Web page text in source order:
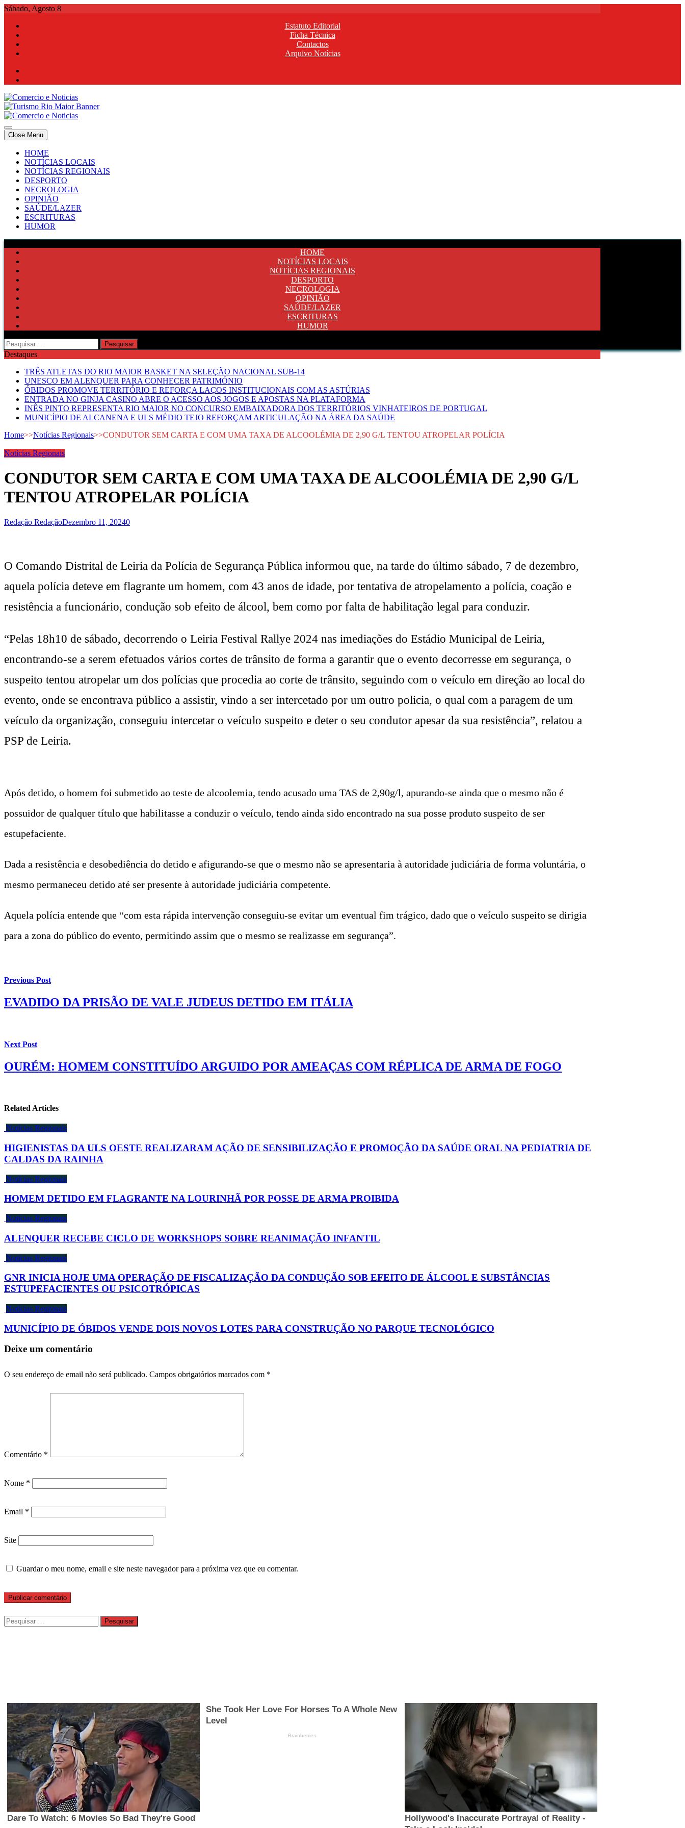
Skip
content
Sábado, Agosto 8
Estatuto Editorial
Ficha Técnica
Contactos
Arquivo Notícias
Comercio e Noticias
Notícias e Publicidade Online
Comercio e Noticias
Notícias e Publicidade Online
Close Menu
HOME
NOTÍCIAS LOCAIS
NOTÍCIAS REGIONAIS
DESPORTO
NECROLOGIA
OPINIÃO
SAÚDE/LAZER
ESCRITURAS
HUMOR
HOME
NOTÍCIAS LOCAIS
NOTÍCIAS REGIONAIS
DESPORTO
NECROLOGIA
OPINIÃO
SAÚDE/LAZER
ESCRITURAS
HUMOR
Pesquisar
por:
Destaques
TRÊS ATLETAS DO RIO MAIOR BASKET NA SELEÇÃO NACIONAL SUB-14
UNESCO EM ALENQUER PARA CONHECER PATRIMÓNIO
ÓBIDOS PROMOVE TERRITÓRIO E REFORÇA LAÇOS INSTITUCIONAIS COM AS ASTÚRIAS
ENTRADA NO GINJA CASINO ABRE O ACESSO AOS JOGOS E APOSTAS NA PLATAFORMA
INÊS PINTO REPRESENTA RIO MAIOR NO CONCURSO EMBAIXADORA DOS TERRITÓRIOS VINHATEIROS DE PORTUGAL
MUNICÍPIO DE ALCANENA E ULS MÉDIO TEJO REFORÇAM ARTICULAÇÃO NA ÁREA DA SAÚDE
Home>>Notícias Regionais>>CONDUTOR SEM CARTA E COM UMA TAXA DE ALCOOLÉMIA DE 2,90 G/L TENTOU ATROPELAR POLÍCIA
Notícias Regionais
CONDUTOR SEM CARTA E COM UMA TAXA DE ALCOOLÉMIA DE 2,90 G/L
TENTOU ATROPELAR POLÍCIA
Redação RedaçãoDezembro 11, 20240
O Comando Distrital de Leiria da Polícia de Segurança Pública informou que, na tarde do último sábado, 7 de dezembro,
aquela polícia deteve em flagrante um homem, com 43 anos de idade, por tentativa de atropelamento a polícia, coação e
resistência a funcionário, condução sob efeito de álcool, bem como por falta de habilitação legal para conduzir.
“Pelas 18h10 de sábado, decorrendo o Leiria Festival Rallye 2024 nas imediações do Estádio Municipal de Leiria,
encontrando-se a serem efetuados vários cortes de trânsito de forma a garantir que o evento decorresse em segurança, o
suspeito tentou atropelar um dos polícias que procedia ao corte de trânsito, seguindo com o veículo em direção ao local do
evento, onde se encontrava público a assistir, vindo a ser intercetado por um outro policia, o qual com a paragem de um
veículo da organização, conseguiu intercetar o veículo suspeito e deter o seu condutor apesar da sua resistência”, relatou a
PSP de Leiria.
Após detido, o homem foi submetido ao teste de alcoolemia, tendo acusado uma TAS de 2,90g/l, apurando-se ainda que o mesmo não é
possuidor de qualquer título que habilitasse a conduzir o veículo, tendo ainda sido encontrado na sua posse produto suspeito de ser
estupefaciente.
Dada a resistência e desobediência do detido e afigurando-se que o mesmo não se apresentaria à autoridade judiciária de forma voluntária, o
mesmo permaneceu detido até ser presente à autoridade judiciária competente.
Aquela polícia entende que “com esta rápida intervenção conseguiu-se evitar um eventual fim trágico, dado que o veículo suspeito se dirigia
para a zona do público do evento, permitindo assim que o mesmo se realizasse em segurança”.
Previous Post
EVADIDO DA PRISÃO DE VALE JUDEUS DETIDO EM ITÁLIA
Next Post
OURÉM: HOMEM CONSTITUÍDO ARGUIDO POR AMEAÇAS COM RÉPLICA DE ARMA DE FOGO
Related Articles
Notícias Regionais
HIGIENISTAS DA ULS OESTE REALIZARAM AÇÃO DE SENSIBILIZAÇÃO E PROMOÇÃO DA SAÚDE ORAL NA PEDIATRIA DE
CALDAS DA RAINHA
Notícias Regionais
HOMEM DETIDO EM FLAGRANTE NA LOURINHÃ POR POSSE DE ARMA PROIBIDA
Notícias Regionais
ALENQUER RECEBE CICLO DE WORKSHOPS SOBRE REANIMAÇÃO INFANTIL
Notícias Regionais
GNR INICIA HOJE UMA OPERAÇÃO DE FISCALIZAÇÃO DA CONDUÇÃO SOB EFEITO DE ÁLCOOL E SUBSTÂNCIAS
ESTUPEFACIENTES OU PSICOTRÓPICAS
Notícias Regionais
MUNICÍPIO DE ÓBIDOS VENDE DOIS NOVOS LOTES PARA CONSTRUÇÃO NO PARQUE TECNOLÓGICO
Deixe um comentário
O seu endereço de email não será publicado. Campos obrigatórios marcados com *
Comentário *
Nome *
Email *
Site
Guardar o meu nome, email e site neste navegador para a próxima vez que eu comentar.
Pesquisar
por: